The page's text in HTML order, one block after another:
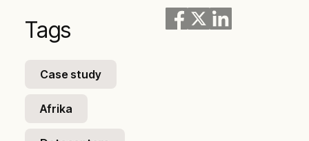
Tags
Case study
Afrika